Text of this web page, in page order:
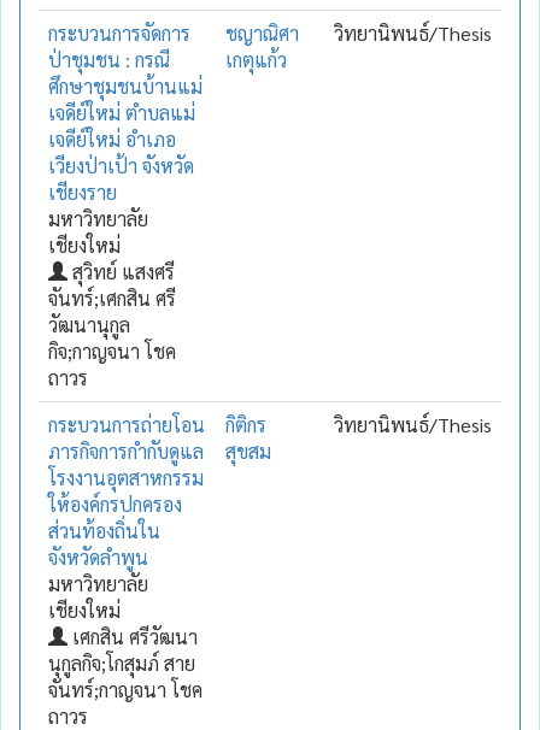
กระบวนการจัดการ
ป่าชุมชน : กรณี
ศึกษาชุมชนบ้านแม่
เจดีย์ใหม่ ตำบลแม่
เจดีย์ใหม่ อำเภอ
เวียงป่าเป้า จังหวัด
เชียงราย
มหาวิทยาลัย
เชียงใหม่
สุวิทย์ แสงศรี
จันทร์;เศกสิน ศรี
วัฒนานุกูล
กิจ;กาญจนา โชค
ถาวร
ชญาณิศา
เกตุแก้ว
วิทยานิพนธ์/Thesis
กระบวนการถ่ายโอน
ภารกิจการกำกับดูแล
โรงงานอุตสาหกรรม
ให้องค์กรปกครอง
ส่วนท้องถิ่นใน
จังหวัดลำพูน
มหาวิทยาลัย
เชียงใหม่
เศกสิน ศรีวัฒนา
นุกูลกิจ;โกสุมภ์ สาย
จันทร์;กาญจนา โชค
ถาวร
กิติกร
สุขสม
วิทยานิพนธ์/Thesis